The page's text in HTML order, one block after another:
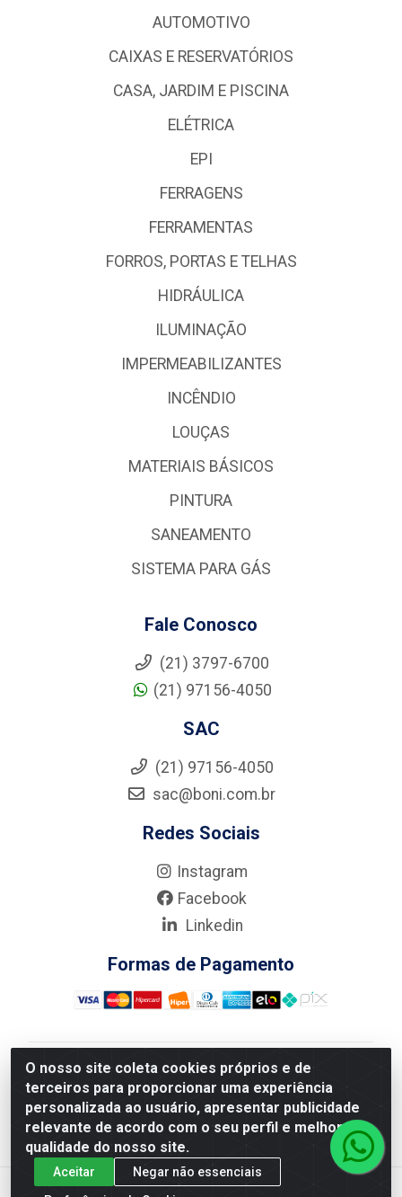
O nosso site coleta cookies próprios e de
terceiros para proporcionar uma experiência
personalizada ao usuário, apresentar publicidade
relevante de acordo com o seu perfil e melhorar a
qualidade do nosso site.
Aceitar
Negar não essenciais
AUTOMOTIVO
CAIXAS E RESERVATÓRIOS
CASA, JARDIM E PISCINA
ELÉTRICA
EPI
FERRAGENS
FERRAMENTAS
FORROS, PORTAS E TELHAS
HIDRÁULICA
ILUMINAÇÃO
IMPERMEABILIZANTES
INCÊNDIO
LOUÇAS
MATERIAIS BÁSICOS
PINTURA
SANEAMENTO
SISTEMA PARA GÁS
Fale Conosco
(21) 3797-6700
(21) 97156-4050
SAC
(21) 97156-4050
sac@boni.com.br
Redes Sociais
Instagram
Facebook
Linkedin
Formas de Pagamento
Nova Boni Distribuidora de Material de Construção LTDA
- Rua Alice Tibiriçá, 330 - Vila Da Penha, Rio de
Janeiro/RJ - CEP: 21.210-110 - CNPJ: 11.003.135/0001-
27